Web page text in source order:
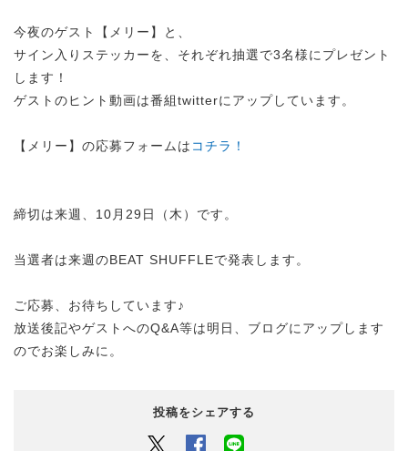
今夜のゲスト【メリー】と、
サイン入りステッカーを、それぞれ抽選で3名様にプレゼント
します！
ゲストのヒント動画は番組twitterにアップしています。
【メリー】の応募フォームは コチラ！
締切は来週、10月29日（木）です。
当選者は来週のBEAT SHUFFLEで発表します。
ご応募、お待ちしています♪
放送後記やゲストへのQ&A等は明日、ブログにアップします
のでお楽しみに。
投稿をシェアする
Twitter Facebook